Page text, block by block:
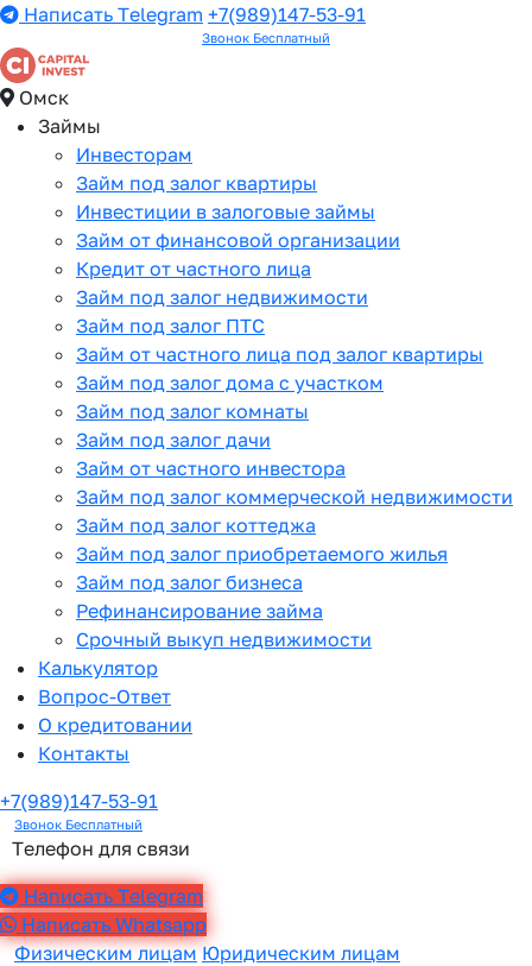
Написать Telegram +7(989)147-53-91
Звонок Бесплатный
Омск
Займы
Инвесторам
Займ под залог квартиры
Инвестиции в залоговые займы
Займ от финансовой организации
Кредит от частного лица
Займ под залог недвижимости
Займ под залог ПТС
Займ от частного лица под залог квартиры
Займ под залог дома с участком
Займ под залог комнаты
Займ под залог дачи
Займ от частного инвестора
Займ под залог коммерческой недвижимости
Займ под залог коттеджа
Займ под залог приобретаемого жилья
Займ под залог бизнеса
Рефинансирование займа
Срочный выкуп недвижимости
Калькулятор
Вопрос-Ответ
О кредитовании
Контакты
+7(989)147-53-91
Звонок Бесплатный
Телефон для связи
Написать Telegram
Написать Whatsapp
Физическим лицам Юридическим лицам